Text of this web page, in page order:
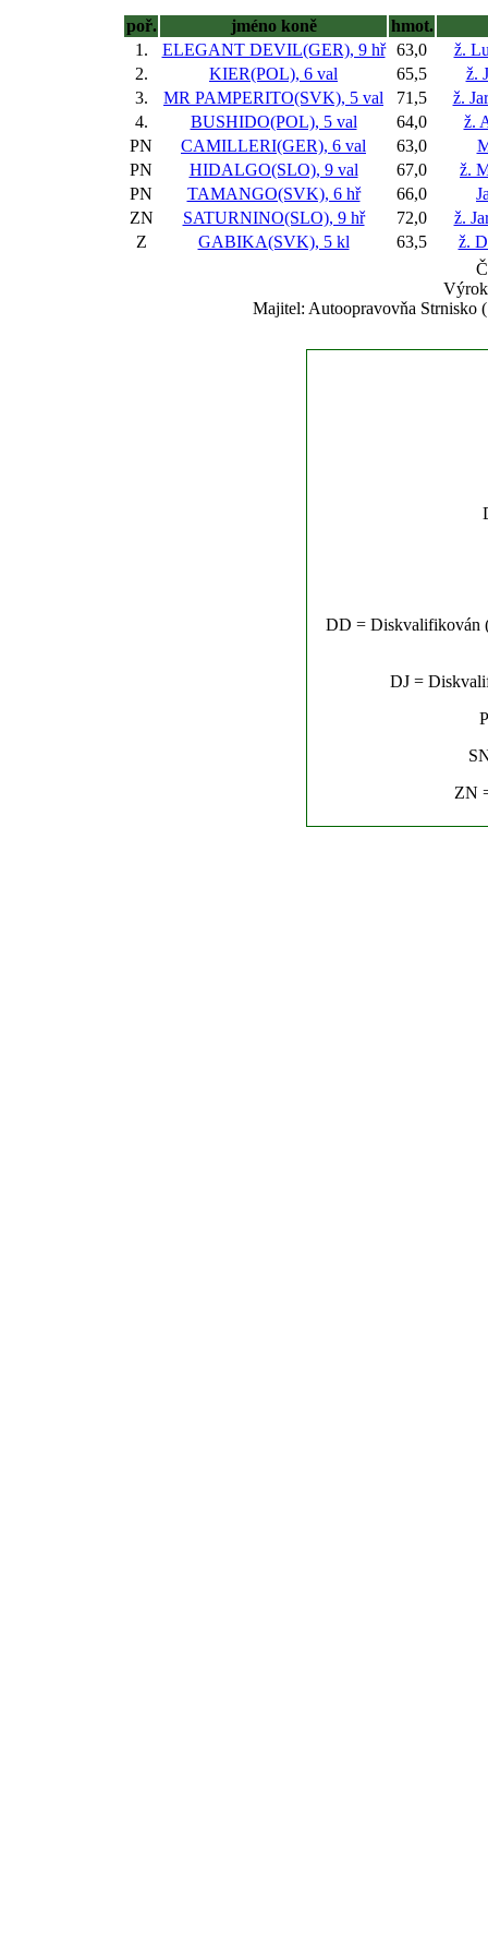
poř. jméno koně
hmot.
1.
ELEGANT DEVIL(GER), 9 hř 63,0
ž.
2.
KIER(POL), 6 val 65,5
ž.
3.
MR PAMPERITO(SVK), 5 val 71,5
ž.
4.
BUSHIDO(POL), 5 val 64,0
ž.
PN
CAMILLERI(GER), 6 val 63,0
PN
HIDALGO(SLO), 9 val 67,0
ž.
PN
TAMANGO(SVK), 6 hř 66,0
ZN
SATURNINO(SLO), 9 hř 72,0
ž.
Z
GABIKA(SVK), 5 kl 63,5
ž.
Majitel: Autoopravovňa Strnisko
DD = Diskvalifikován
DJ =
ZN